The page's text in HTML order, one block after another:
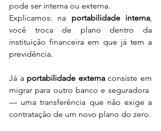
pode ser interna ou externa.
Explicamos: na portabilidade interna
você troca de plano dentro da
instituição financeira em que já tem a
previdência.
Já a portabilidade externa consiste em
migrar para outro banco e seguradora
— uma transferência que não exige a
contratação de um novo plano do zero.